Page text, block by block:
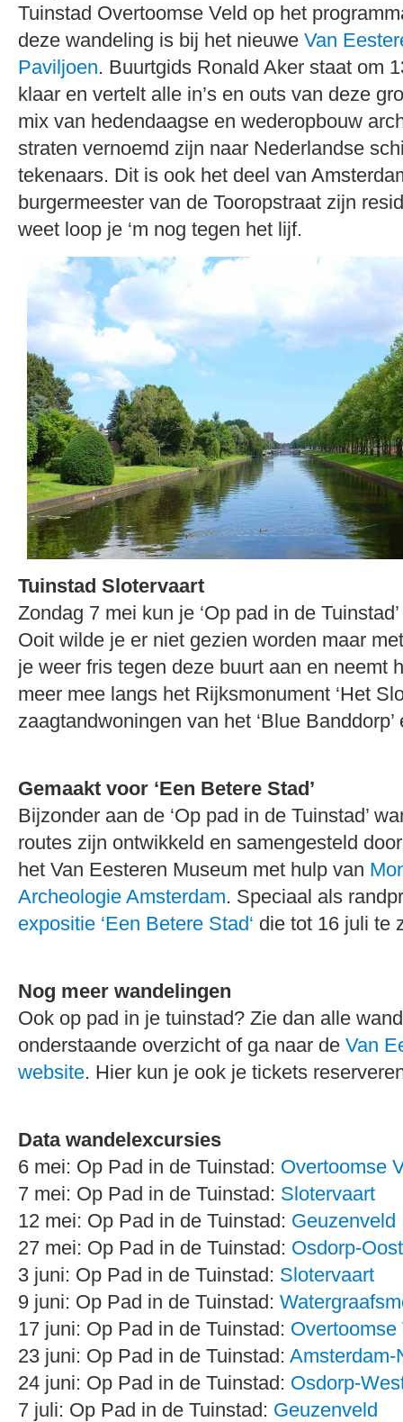
Tuinstad Overtoomse Veld op het
deze wandeling is bij het nieuwe Van
Paviljoen. Buurtgids Ronald Aker staat om
klaar en vertelt alle in’s en outs van deze
mix van hedendaagse en wederopbouw
straten vernoemd zijn naar Nederlandse
tekenaars. Dit is ook het deel van
burgermeester van de Tooropstraat zijn
weet loop je ‘m nog tegen het lijf.
Tuinstad Slotervaart
Zondag 7 mei kun je ‘Op pad in de
Ooit wilde je er niet gezien worden maar
je weer fris tegen deze buurt aan en neemt
meer mee langs het Rijksmonument ‘Het
zaagtandwoningen van het ‘Blue
Gemaakt voor ‘Een Betere Stad’
Bijzonder aan de ‘Op pad in de Tuinstad’
routes zijn ontwikkeld en samengesteld
het Van Eesteren Museum met hulp van
Archeologie Amsterdam. Speciaal als
expositie ‘Een Betere Stad‘ die tot 16 juli te
Nog meer wandelingen
Ook op pad in je tuinstad? Zie dan alle
onderstaande overzicht of ga naar de Van
website. Hier kun je ook je tickets
Data wandelexcursies
6 mei: Op Pad in de Tuinstad: Overtoomse
7 mei: Op Pad in de Tuinstad: Slotervaart
12 mei: Op Pad in de Tuinstad: Geuzenveld
27 mei: Op Pad in de Tuinstad: Osdorp-Oost
3 juni: Op Pad in de Tuinstad: Slotervaart
9 juni: Op Pad in de Tuinstad:
17 juni: Op Pad in de Tuinstad: Overtoomse
23 juni: Op Pad in de Tuinstad: Amsterdam-
24 juni: Op Pad in de Tuinstad: Osdorp-
7 juli: Op Pad in de Tuinstad: Geuzenveld